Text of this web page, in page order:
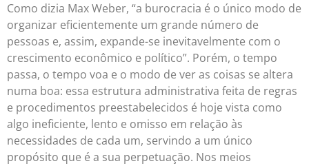
Como dizia Max Weber, “a burocracia é o único modo de
organizar eficientemente um grande número de
pessoas e, assim, expande-se inevitavelmente com o
crescimento econômico e político”. Porém, o tempo
passa, o tempo voa e o modo de ver as coisas se altera
numa boa: essa estrutura administrativa feita de regras
e procedimentos preestabelecidos é hoje vista como
algo ineficiente, lento e omisso em relação às
necessidades de cada um, servindo a um único
propósito que é a sua perpetuação. Nos meios